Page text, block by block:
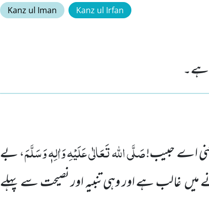
Kanz ul Iman Kanz ul Irfan
ہے۔
اے حبیب!صَلَّی اللہ تَعَالٰی عَلَیْہِ وَاٰلِہٖ وَسَلَّمَ، بے
غالب ہے اور وہی تنبیہ اور نصیحت سے پہلے